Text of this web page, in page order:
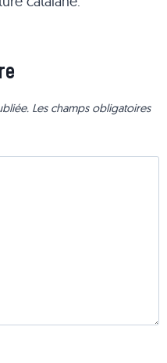
Les champs obligatoires